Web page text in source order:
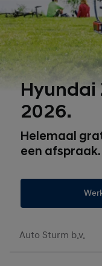
Hyundai
2026.
Helemaal
een afspraak.
Auto Sturm b.v.